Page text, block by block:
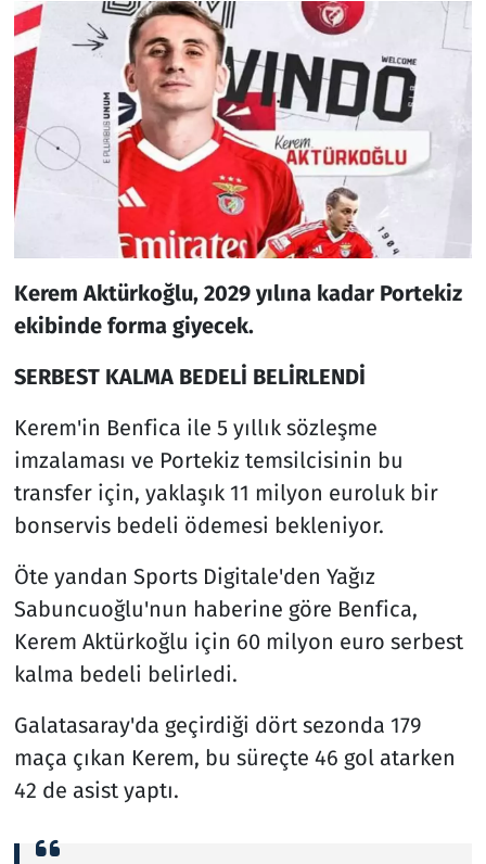
Kerem Aktürkoğlu, 2029 yılına kadar Portekiz
ekibinde forma giyecek.
SERBEST KALMA BEDELİ BELİRLENDİ
Kerem'in Benfica ile 5 yıllık sözleşme
imzalaması ve Portekiz temsilcisinin bu
transfer için, yaklaşık 11 milyon euroluk bir
bonservis bedeli ödemesi bekleniyor.
Öte yandan Sports Digitale'den Yağız
Sabuncuoğlu'nun haberine göre Benfica,
Kerem Aktürkoğlu için 60 milyon euro serbest
kalma bedeli belirledi.
Galatasaray'da geçirdiği dört sezonda 179
maça çıkan Kerem, bu süreçte 46 gol atarken
42 de asist yaptı.